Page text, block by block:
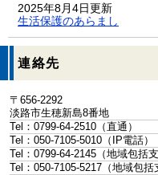
2025年8月4日更新
生活保護のあらまし
連絡先
〒656-2292
淡路市生穂新島8番地
Tel：0799-64-2510 （直通）
Tel：050-7105-5010 （IP電話）
Tel：0799-64-2145 （地域包括
Tel：050-7105-5217 （地域包